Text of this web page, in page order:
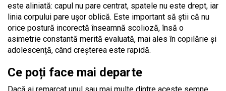
este aliniată: capul nu pare centrat, spatele nu este drept, iar
linia corpului pare ușor oblică. Este important să știi că nu
orice postură incorectă înseamnă scolioză, însă o
asimetrie constantă merită evaluată, mai ales în copilărie și
adolescență, când creșterea este rapidă.
Ce poți face mai departe